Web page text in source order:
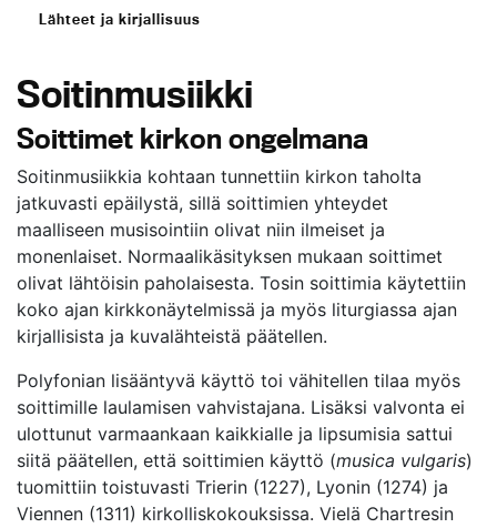
Lähteet ja kirjallisuus
Soitinmusiikki
Soittimet kirkon ongelmana
Soitinmusiikkia kohtaan tunnettiin kirkon taholta
jatkuvasti epäilystä, sillä soittimien yhteydet
maalliseen musisointiin olivat niin ilmeiset ja
monenlaiset. Normaalikäsityksen mukaan soittimet
olivat lähtöisin paholaisesta. Tosin soittimia käytettiin
koko ajan kirkkonäytelmissä ja myös liturgiassa ajan
kirjallisista ja kuvalähteistä päätellen.
Polyfonian lisääntyvä käyttö toi vähitellen tilaa myös
soittimille laulamisen vahvistajana. Lisäksi valvonta ei
ulottunut varmaankaan kaikkialle ja lipsumisia sattui
siitä päätellen, että soittimien käyttö (musica vulgaris)
tuomittiin toistuvasti Trierin (1227), Lyonin (1274) ja
Viennen (1311) kirkolliskokouksissa. Vielä Chartresin